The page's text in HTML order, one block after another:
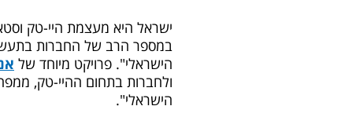
ישראל היא מעצמת היי-טק
במספר הרב של החברות
הישראלי". פרויקט מיוחד של
ולחברות בתחום ההיי-טק,
הישראלי".